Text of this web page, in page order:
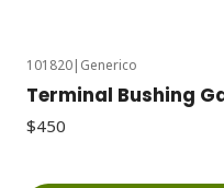
101820| Generico
Terminal Bushing
$450